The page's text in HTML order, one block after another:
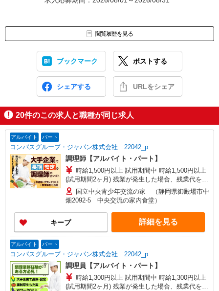
閲覧履歴を見る
ブックマーク ポストする
シェアする URLをシェア
20件のこの求人と職種が同じ求人
アルバイト パート
コンパスグループ・ジャパン株式会社 22042_p
調理師【アルバイト・パート】
時給1,500円以上 試用期間中 時給1,500円以上
(試用期間2ヶ月) 残業が発生した場合、残業代を1
分単位で別途支給します。
国立中央青少年交流の家 （静岡県御殿場市中
畑2092-5 中央交流の家内食堂）
キープ 詳細を見る
アルバイト パート
コンパスグループ・ジャパン株式会社 22042_p
調理員【アルバイト・パート】
時給1,300円以上 試用期間中 時給1,300円以上
(試用期間2ヶ月) 残業が発生した場合、残業代を1